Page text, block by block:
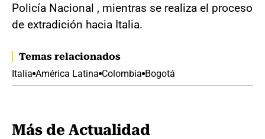
Policía Nacional , mientras se realiza el proceso
de extradición hacia Italia.
Temas relacionados
Italia América Latina Colombia Bogotá
Más de Actualidad